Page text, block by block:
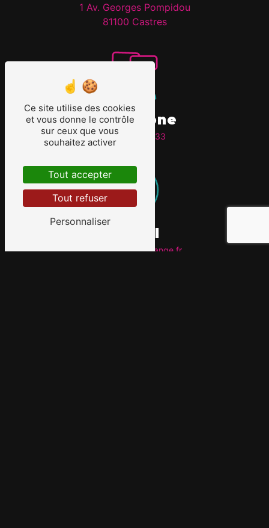
1 Av. Georges Pompidou
81100 Castres
Téléphone
05 63 51 26 33
E-mail
fleuretcetera@orange.fr
Ce site utilise des cookies
et vous donne le contrôle
sur ceux que vous
souhaitez activer
Tout accepter
Tout refuser
Personnaliser